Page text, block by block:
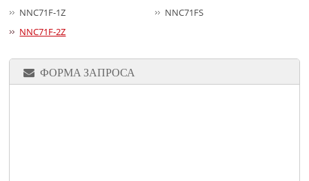
NNC71F-1Z
NNC71FS
NNC71F-2Z
ФОРМА ЗАПРОСА